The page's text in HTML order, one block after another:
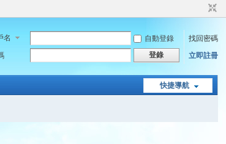
名 自動登錄
找回密碼
登錄 立即註冊
快捷導航